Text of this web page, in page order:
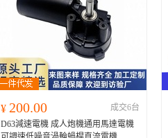
¥ 200.00
成交6台
D63減速電機 成人炮機通用馬達電機